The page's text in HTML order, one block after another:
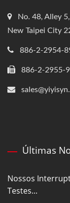
No. 48, Alley
New Taipei City
886-2-2954-
886-2-2955-
Últimas
Nossos
Testes...